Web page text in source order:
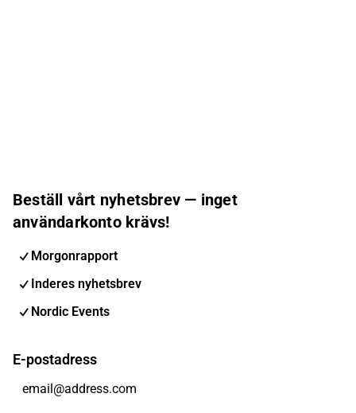
Beställ vårt nyhetsbrev — inget
användarkonto krävs!
Morgonrapport
Inderes nyhetsbrev
Nordic Events
E-postadress